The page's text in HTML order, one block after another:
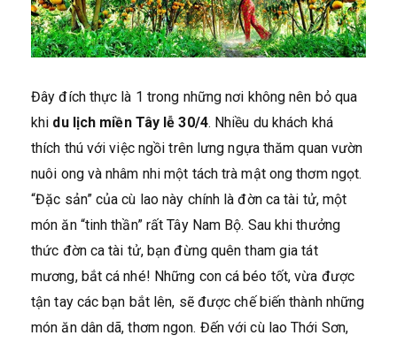
Đây đích thực là 1 trong những nơi không nên bỏ qua
khi du lịch miền Tây lễ 30/4. Nhiều du khách khá
thích thú với việc ngồi trên lưng ngựa thăm quan vườn
nuôi ong và nhâm nhi một tách trà mật ong thơm ngọt.
“Đặc sản” của cù lao này chính là đờn ca tài tử, một
món ăn “tinh thần” rất Tây Nam Bộ. Sau khi thưởng
thức đờn ca tài tử, bạn đừng quên tham gia tát
mương, bắt cá nhé! Những con cá béo tốt, vừa được
tận tay các bạn bắt lên, sẽ được chế biến thành những
món ăn dân dã, thơm ngon. Đến với cù lao Thới Sơn,